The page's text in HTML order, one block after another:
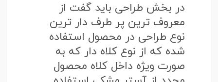
در بخش طراحی باید گفت از
معروف ترین پر طرف دار ترین
نوع طراحی در محصول استفاده
شده که از نوع کلاه دار که به
صورت ویژه داخل کلاه محصول